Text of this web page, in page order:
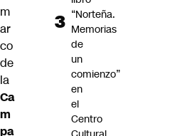
m
ar
co
de
la
Ca
m
pa
“Norteña.
Memorias
de
un
comienzo”
en
el
Centro